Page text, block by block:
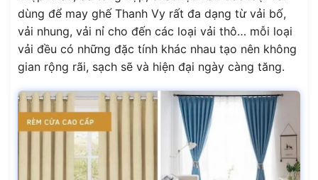
dùng để may ghế Thanh Vy rất đa dạng từ vải bố,
vải nhung, vải nỉ cho đến các loại vải thô… mỗi loại
vải đều có những đặc tính khác nhau tạo nên không
gian rộng rãi, sạch sẽ và hiện đại ngày càng tăng.